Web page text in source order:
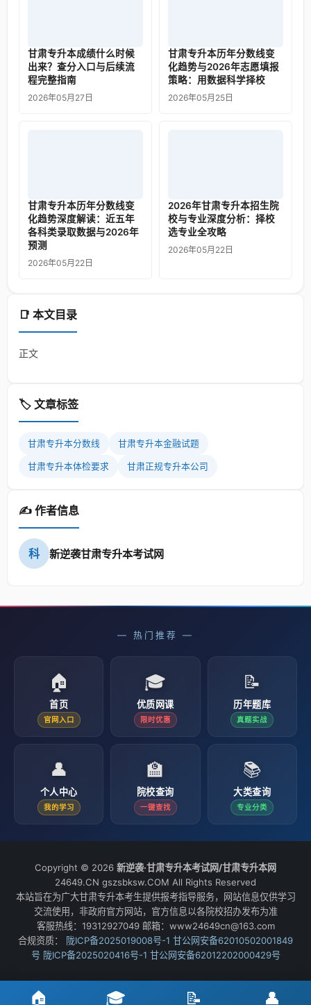
📑 本文目录
正文
🏷️ 文章标签
甘肃专升本分数线 甘肃专升本金融试题
甘肃专升本体检要求 甘肃正规专升本公司
✍️ 作者信息
科 新逆袭甘肃专升本考试网
甘肃专升本成绩什么时候
出来？查分入口与后续流
程完整指南
2026年05月27日
甘肃专升本历年分数线变
化趋势与2026年志愿填报
策略：用数据科学择校
2026年05月25日
甘肃专升本历年分数线变
化趋势深度解读：近五年
各科类录取数据与2026年
预测
2026年05月22日
2026年甘肃专升本招生院
校与专业深度分析：择校
选专业全攻略
2026年05月22日
— 热门推荐 —
🏠
首页
官网入口
🎓
优质网课
限时优惠
📝
历年题库
真题实战
👤
个人中心
我的学习
🏫
院校查询
一键查找
📚
大类查询
专业分类
Copyright © 2026 新逆袭·甘肃专升本考试网/甘肃专升本网
24649.CN gszsbksw.COM All Rights Reserved
本站旨在为广大甘肃专升本考生提供报考指导服务，网站信息仅供学习
交流使用，非政府官方网站，官方信息以各院校招办发布为准
客服热线：19312927049 邮箱：www24649cn@163.com
合规资质：
陇ICP备2025019008号-1 甘公网安备62010502001849
号 陇ICP备2025020416号-1 甘公网安备62012202000429号
🏠 🎓 📝 👤